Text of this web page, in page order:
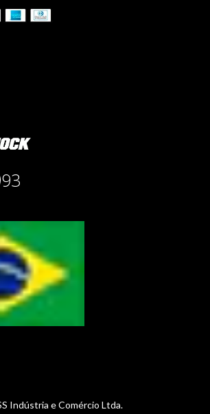
Indústria e Comércio Ltda.